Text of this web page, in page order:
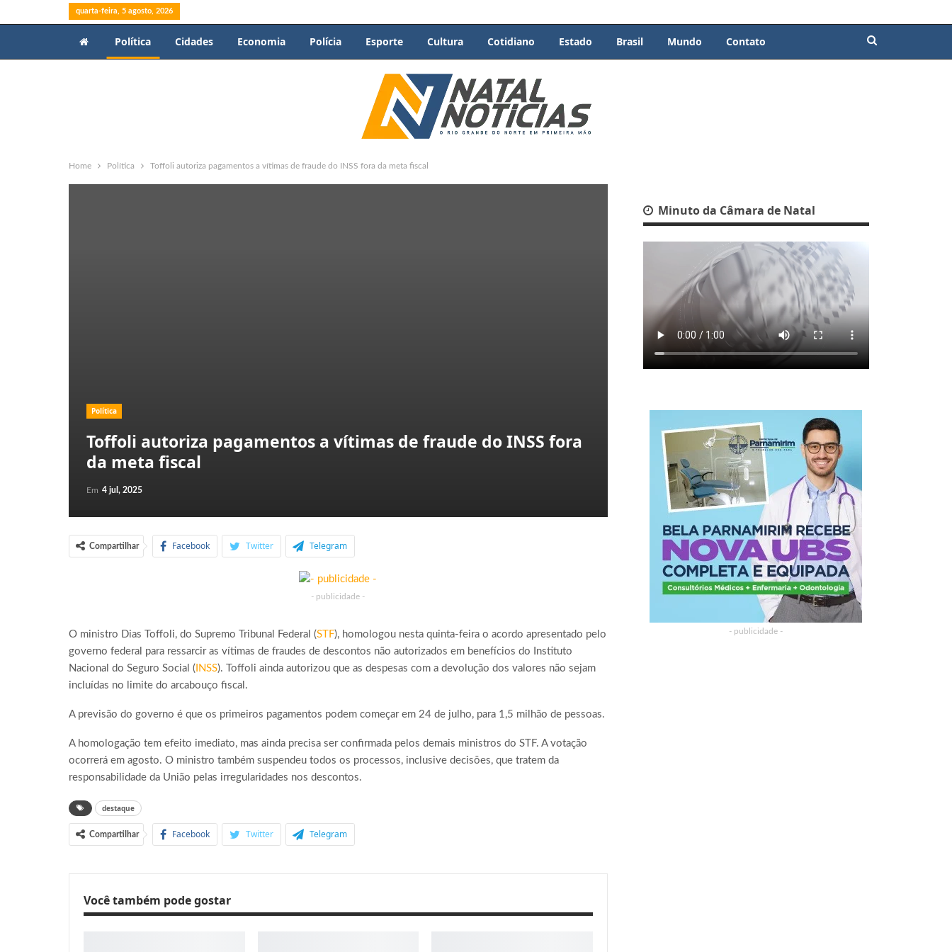
quarta-feira, 5 agosto, 2026
Política Cidades Economia Polícia Esporte Cultura Cotidiano Estado Brasil Mundo Contato
Home Política Toffoli autoriza pagamentos a vítimas de fraude do INSS fora da meta fiscal
Política
Toffoli autoriza pagamentos a vítimas de fraude do INSS fora
da meta fiscal
Em 4 jul, 2025
Compartilhar Facebook Twitter Telegram
- publicidade -
O ministro Dias Toffoli, do Supremo Tribunal Federal (STF), homologou nesta quinta-feira o acordo apresentado pelo
governo federal para ressarcir as vítimas de fraudes de descontos não autorizados em benefícios do Instituto
Nacional do Seguro Social ( INSS). Toffoli ainda autorizou que as despesas com a devolução dos valores não sejam
incluídas no limite do arcabouço fiscal.
A previsão do governo é que os primeiros pagamentos podem começar em 24 de julho, para 1,5 milhão de pessoas.
A homologação tem efeito imediato, mas ainda precisa ser confirmada pelos demais ministros do STF. A votação
ocorrerá em agosto. O ministro também suspendeu todos os processos, inclusive decisões, que tratem da
responsabilidade da União pelas irregularidades nos descontos.
destaque
Compartilhar Facebook Twitter Telegram
Você também pode gostar
Minuto da Câmara de Natal
- publicidade -